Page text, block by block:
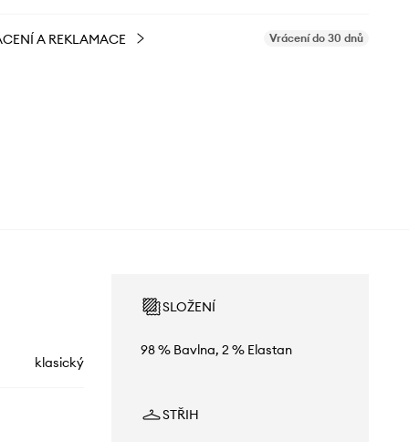
A REKLAMACE Vrácení do 30 dnů
klasický
SLOŽENÍ
98 % Bavlna, 2 % Elastan
STŘIH